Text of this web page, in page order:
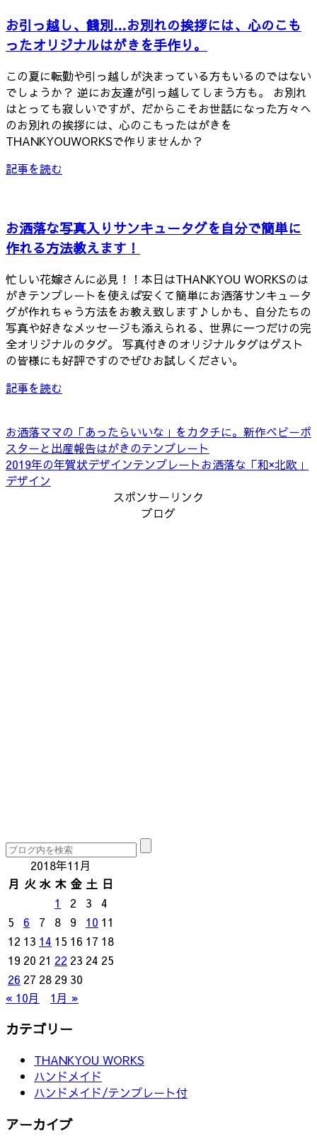
お引っ越し、餞別…お別れの挨拶には、心のこも
ったオリジナルはがきを手作り。
この夏に転勤や引っ越しが決まっている方もいるのではない
でしょうか？ 逆にお友達が引っ越してしまう方も。 お別れ
はとっても寂しいですが、だからこそお世話になった方々へ
のお別れの挨拶には、心のこもったはがきを
THANKYOUWORKSで作りませんか？
記事を読む
お洒落な写真入りサンキュータグを自分で簡単に
作れる方法教えます！
忙しい花嫁さんに必見！！本日はTHANKYOU WORKSのは
がきテンプレートを使えば安くて簡単にお洒落サンキュータ
グが作れちゃう方法をお教え致します♪しかも、自分たちの
写真や好きなメッセージも添えられる、世界に一つだけの完
全オリジナルのタグ。 写真付きのオリジナルタグはゲスト
の皆様にも好評ですのでぜひお試しください。
記事を読む
お洒落ママの「あったらいいな」をカタチに。新作ベビーポ
スターと出産報告はがきのテンプレート
2019年の年賀状デザインテンプレートお洒落な「和×北欧」
デザイン
スポンサーリンク
ブログ
2018年11月
月 火 水 木 金 土 日
1
2 3
4
5
6 7 8 9 10 11
12 13 14 15 16 17 18
19 20 21 22 23 24 25
26 27 28 29 30
« 10月
1月 »
カテゴリー
THANKYOU WORKS
ハンドメイド
ハンドメイド/テンプレート付
アーカイブ